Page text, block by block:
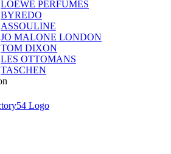
LOEWE PERFUMES
BYREDO
ASSOULINE
JO MALONE LONDON
TOM DIXON
LES OTTOMANS
TASCHEN